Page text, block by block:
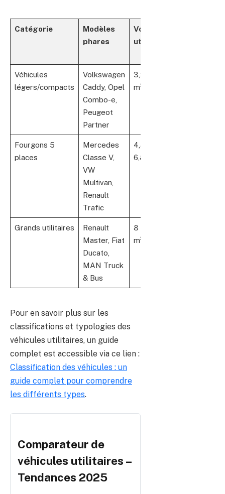
Catégorie
Modèles
phares
Volume
utile
Véhicules
légers/compacts
Volkswagen
Caddy, Opel
Combo-e,
Peugeot
Partner
3,3 à 4
m³
Fourgons 5
places
Mercedes
Classe V,
VW
Multivan,
Renault
Trafic
4,8 à
6,8 m³
Grands utilitaires
Renault
Master, Fiat
Ducato,
MAN Truck
& Bus
8 à 22
m³
Pour en savoir plus sur les
classifications et typologies des
véhicules utilitaires, un guide
complet est accessible via ce lien :
Classification des véhicules : un
guide complet pour comprendre
les différents types.
Comparateur de
véhicules utilitaires –
Tendances 2025